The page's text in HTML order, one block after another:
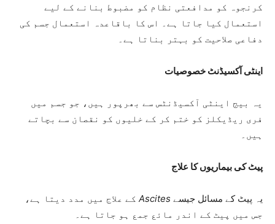
کرنجوہ کو مدافعتی نظام کو مضبوط بنانے کے لیے
استعمال کیا جاتا ہے۔ اس کا باقاعدہ استعمال جسم کی
دفاعی صلاحیت کو بہتر بناتا ہے۔
اینٹی آکسیڈنٹ خصوصیات
یہ بیج اینٹی آکسیڈنٹس سے بھرپور ہیں، جو جسم میں
فری ریڈیکلز کو ختم کر کے خلیوں کو نقصان سے بچاتے
ہیں۔
پیٹ کی بیماریوں کا علاج
یہ پیٹ کے مسائل جیسے Ascites کے علاج میں مدد دیتا ہے،
جس میں پیٹ کے اندر مائع جمع ہو جاتا ہے۔